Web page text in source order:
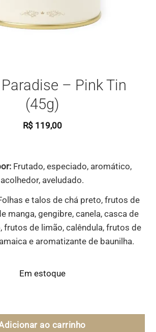
– Pink Tin
(45g)
R$119,00
Frutado, especiado, aromático,
acolhedor, aveludado.
e talos de chá preto, frutos de
manga, gengibre, canela, casca de
frutos de limão, calêndula, frutos de
e aromatizante de baunilha.
Em estoque
ao carrinho